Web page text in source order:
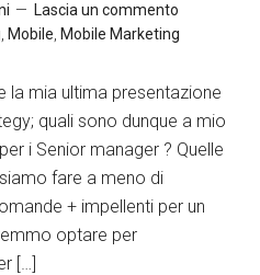
Lascia un commento
Mobile Mobile Marketing
la mia ultima presentazione
quali sono dunque a mio
i Senior manager ? Quelle
fare a meno di
+ impellenti per un
optare per
[…]